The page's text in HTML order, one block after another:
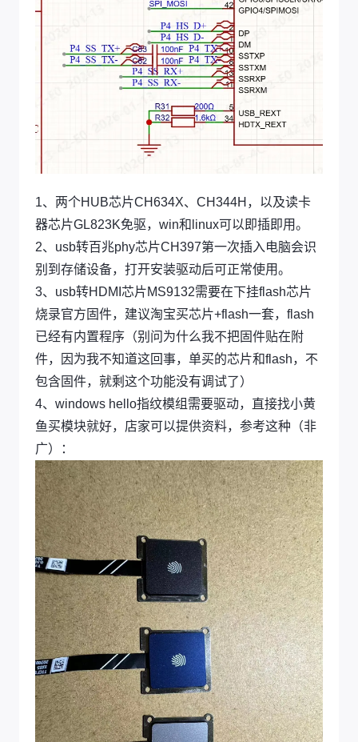
1、两个HUB芯片CH634X、CH344H，以及读卡
器芯片GL823K免驱，win和linux可以即插即用。
2、usb转百兆phy芯片CH397第一次插入电脑会识
别到存储设备，打开安装驱动后可正常使用。
3、usb转HDMI芯片MS9132需要在下挂flash芯片
烧录官方固件，建议淘宝买芯片+flash一套，flash
已经有内置程序（别问为什么我不把固件贴在附
件，因为我不知道这回事，单买的芯片和flash，不
包含固件，就剩这个功能没有调试了）
4、windows hello指纹模组需要驱动，直接找小黄
鱼买模块就好，店家可以提供资料，参考这种（非
广）：